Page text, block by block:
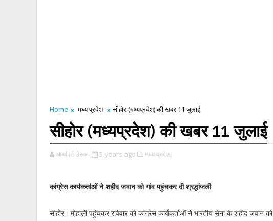
Home मध्य प्रदेश सीहोर (मध्यप्रदेश) की खबर 11 जुलाई
सीहोर (मध्यप्रदेश) की खबर 11 जुलाई
आर्यावर्त डेस्क 5 years ago मध्य प्रदेश,
कांग्रेस कार्यकर्ताओं ने शहीद जवान को गांव पहुंचकर दी श्रद्धांजली
सीहोर। मोहाली पहुंचकर रविवार को कांग्रेस कार्यकर्ताओं ने भारतीय सेना के शहीद जवान को